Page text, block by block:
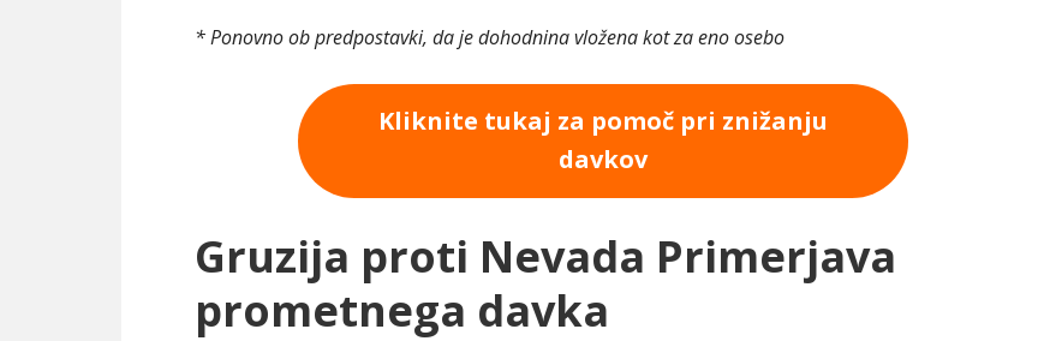
* Ponovno ob predpostavki, da je dohodnina vložena kot za eno osebo
Kliknite tukaj za pomoč pri znižanju
davkov
Gruzija proti Nevada Primerjava
prometnega davka